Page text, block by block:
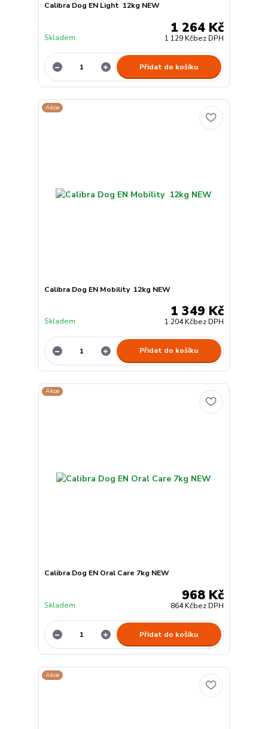
Calibra Dog EN Light 12kg NEW
1 264 Kč
1 129 Kčbez DPH
Skladem
Přidat do košíku
Akce
Calibra Dog EN Mobility 12kg NEW
1 349 Kč
1 204 Kčbez DPH
Skladem
Přidat do košíku
Akce
Calibra Dog EN Oral Care 7kg NEW
968 Kč
864 Kčbez DPH
Skladem
Přidat do košíku
Akce